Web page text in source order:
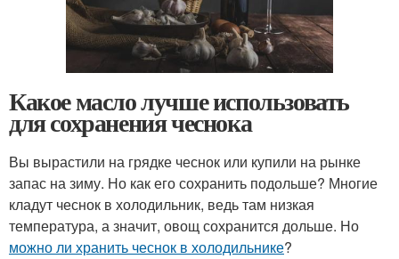
Какое масло лучше использовать
для сохранения чеснока
Вы вырастили на грядке чеснок или купили на рынке
запас на зиму. Но как его сохранить подольше? Многие
кладут чеснок в холодильник, ведь там низкая
температура, а значит, овощ сохранится дольше. Но
можно ли хранить чеснок в холодильнике?